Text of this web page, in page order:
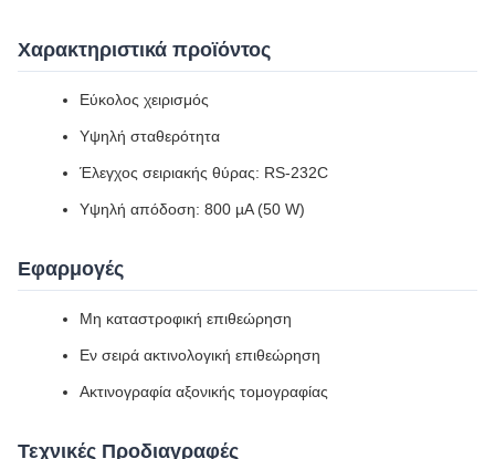
Χαρακτηριστικά προϊόντος
Εύκολος χειρισμός
Υψηλή σταθερότητα
Έλεγχος σειριακής θύρας: RS-232C
Υψηλή απόδοση: 800 µA (50 W)
Εφαρμογές
Μη καταστροφική επιθεώρηση
Εν σειρά ακτινολογική επιθεώρηση
Ακτινογραφία αξονικής τομογραφίας
Τεχνικές Προδιαγραφές